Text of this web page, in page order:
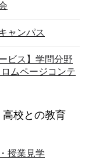
ャンパス
ビス】学問分野
ムページコンテ
校との教育
授業見学